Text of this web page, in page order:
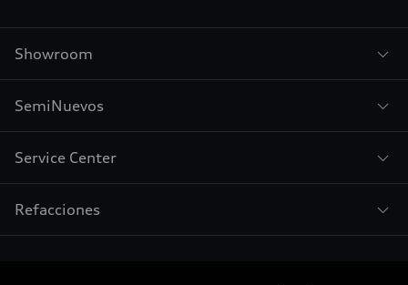
Showroom
SemiNuevos
Service Center
Refacciones